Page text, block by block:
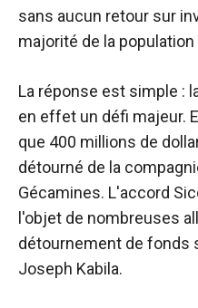
sans aucun retour sur
majorité de la population
La réponse est simple :
en effet un défi majeur.
que 400 millions de
détourné de la
Gécamines. L'accord
l'objet de nombreuses
détournement de fonds
Joseph Kabila.